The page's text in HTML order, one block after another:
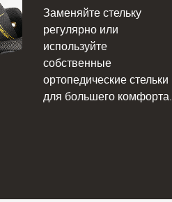
Заменяйте стельку
регулярно или
используйте
собственные
ортопедические стельки
для большего комфорта.